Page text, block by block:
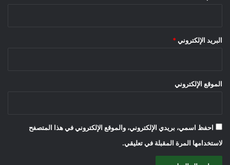
البريد الإلكتروني *
الموقع الإلكتروني
احفظ اسمي، بريدي الإلكتروني، والموقع الإلكتروني في هذا المتصفح
لاستخدامها المرة المقبلة في تعليقي.